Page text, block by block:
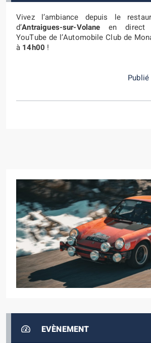
EVÈNEMENT
Vivez l’ambiance depuis le
d’Antraigues-sur-Volane en direct
YouTube de l’Automobile Club de
à 14h00 !